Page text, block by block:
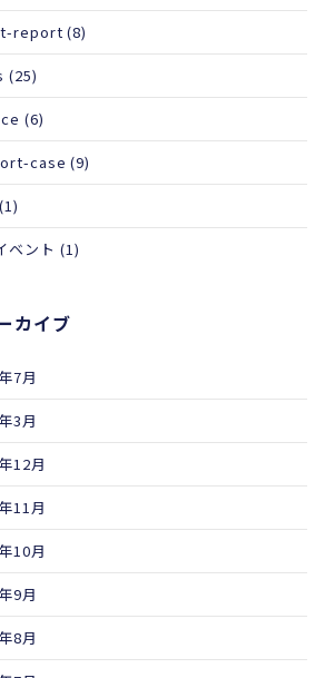
report (8)
(25)
(6)
case (9)
(1)
ベント (1)
カイブ
7月
3月
12月
11月
10月
9月
8月